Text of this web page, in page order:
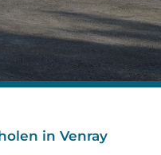
in Venray